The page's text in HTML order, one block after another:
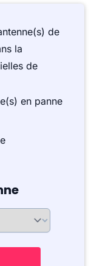
de
la
de
en panne